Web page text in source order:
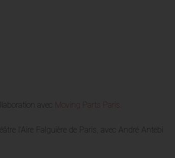
avec Moving Parts Paris .
l’Aire Falguière de Paris, avec André Antébi